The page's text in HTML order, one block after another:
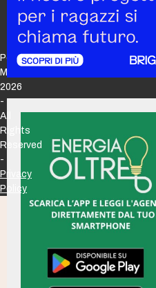
Policy
Maker
2026
-
All
Rights
Reserved
-
Privacy
Policy